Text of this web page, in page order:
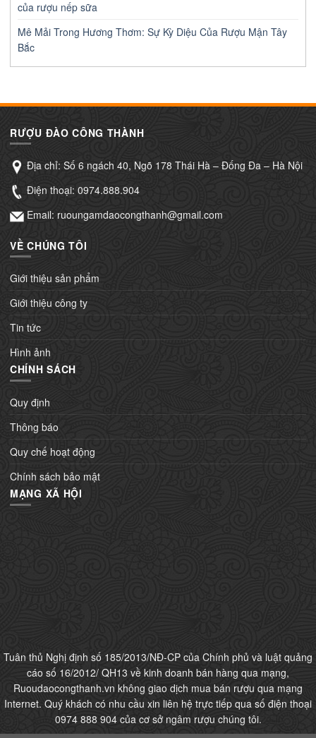
của rượu nếp sữa
Mê Mải Trong Hương Thơm: Sự Kỳ Diệu Của Rượu Mận Tây
Bắc
RƯỢU ĐÀO CÔNG THÀNH
Địa chỉ: Số 6 ngách 40, Ngõ 178 Thái Hà – Đống Đa – Hà Nội
Điện thoại: 0974.888.904
Email: ruoungamdaocongthanh@gmail.com
VỀ CHÚNG TÔI
Giới thiệu sản phẩm
Giới thiệu công ty
Tin tức
Hình ảnh
CHÍNH SÁCH
Quy định
Thông báo
Quy chế hoạt động
Chính sách bảo mật
MẠNG XÃ HỘI
Tuân thủ Nghị định số 185/2013/NĐ-CP của Chính phủ và luật quảng
cáo số 16/2012/ QH13 về kinh doanh bán hàng qua mạng,
Ruoudaocongthanh.vn không giao dịch mua bán rượu qua mạng
Internet. Quý khách có nhu cầu xin liên hệ trực tiếp qua số điện thoại
0974 888 904 của cơ sở ngâm rượu chúng tôi.